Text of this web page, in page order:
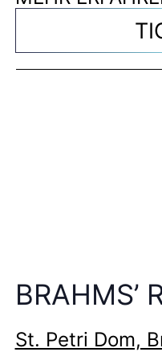
BRAHMS’
St. Petri Dom,